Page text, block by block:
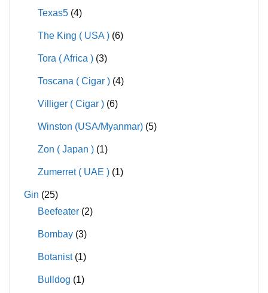
Texas5 (4)
The King ( USA ) (6)
Tora ( Africa ) (3)
Toscana ( Cigar ) (4)
Villiger ( Cigar ) (6)
Winston (USA/Myanmar) (5)
Zon ( Japan ) (1)
Zumerret ( UAE ) (1)
Gin (25)
Beefeater (2)
Bombay (3)
Botanist (1)
Bulldog (1)